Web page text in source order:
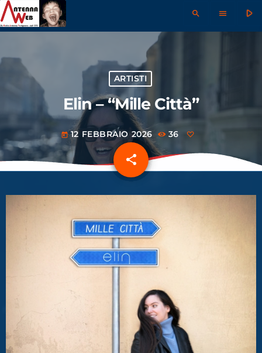
search menu play_arrow
ARTISTI
Elin – “Mille Città”
today 12 FEBBRAIO 2026 36
share
email